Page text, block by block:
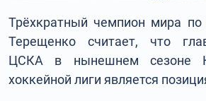
Трёхкратный чемпион мира
Терещенко считает, что
ЦСКА в нынешнем сезоне
хоккейной лиги является